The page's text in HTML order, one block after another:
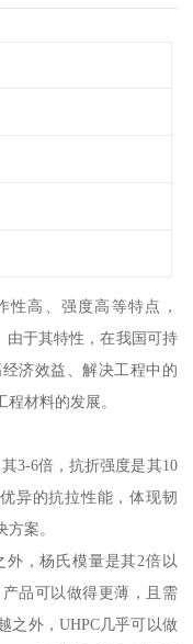
性高、强度高等特点，
由于其特性，在我国可持
济效益、解决工程中的
材料的发展。
3-6倍，抗折强度是其10
异的抗拉性能，体现韧
案。
，杨氏模量是其2倍以
品可以做得更薄，且需
之外，UHPC几乎可以做